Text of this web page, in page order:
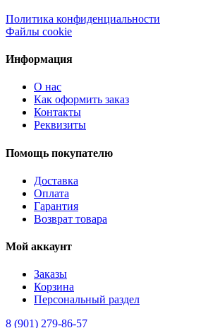
Политика конфиденциальности
Файлы cookie
Информация
О нас
Как оформить заказ
Контакты
Реквизиты
Помощь покупателю
Доставка
Оплата
Гарантия
Возврат товара
Мой аккаунт
Заказы
Корзина
Персональный раздел
8 (901) 279-86-57